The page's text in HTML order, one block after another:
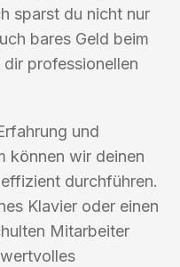
sparst du nicht nur
bares Geld beim
professionellen
und
können wir deinen
durchführen.
Klavier oder einen
Mitarbeiter